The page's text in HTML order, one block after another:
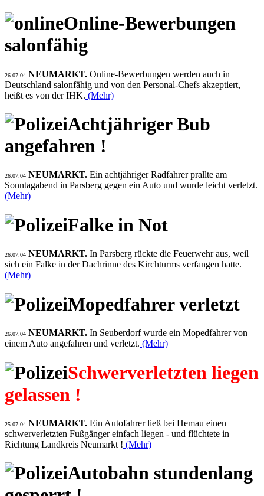
Online-Bewerbungen
salonfähig
26.07.04 NEUMARKT. Online-Bewerbungen werden auch in
Deutschland salonfähig und von den Personal-Chefs akzeptiert,
heißt es von der IHK. (Mehr)
Achtjähriger Bub
angefahren !
26.07.04 NEUMARKT. Ein achtjähriger Radfahrer prallte am
Sonntagabend in Parsberg gegen ein Auto und wurde leicht verletzt.
(Mehr)
Falke in Not
26.07.04 NEUMARKT. In Parsberg rückte die Feuerwehr aus, weil
sich ein Falke in der Dachrinne des Kirchturms verfangen hatte.
(Mehr)
Mopedfahrer verletzt
26.07.04 NEUMARKT. In Seuberdorf wurde ein Mopedfahrer von
einem Auto angefahren und verletzt. (Mehr)
Schwerverletzten liegen
gelassen !
25.07.04 NEUMARKT. Ein Autofahrer ließ bei Hemau einen
schwerverletzten Fußgänger einfach liegen - und flüchtete in
Richtung Landkreis Neumarkt ! (Mehr)
Autobahn stundenlang